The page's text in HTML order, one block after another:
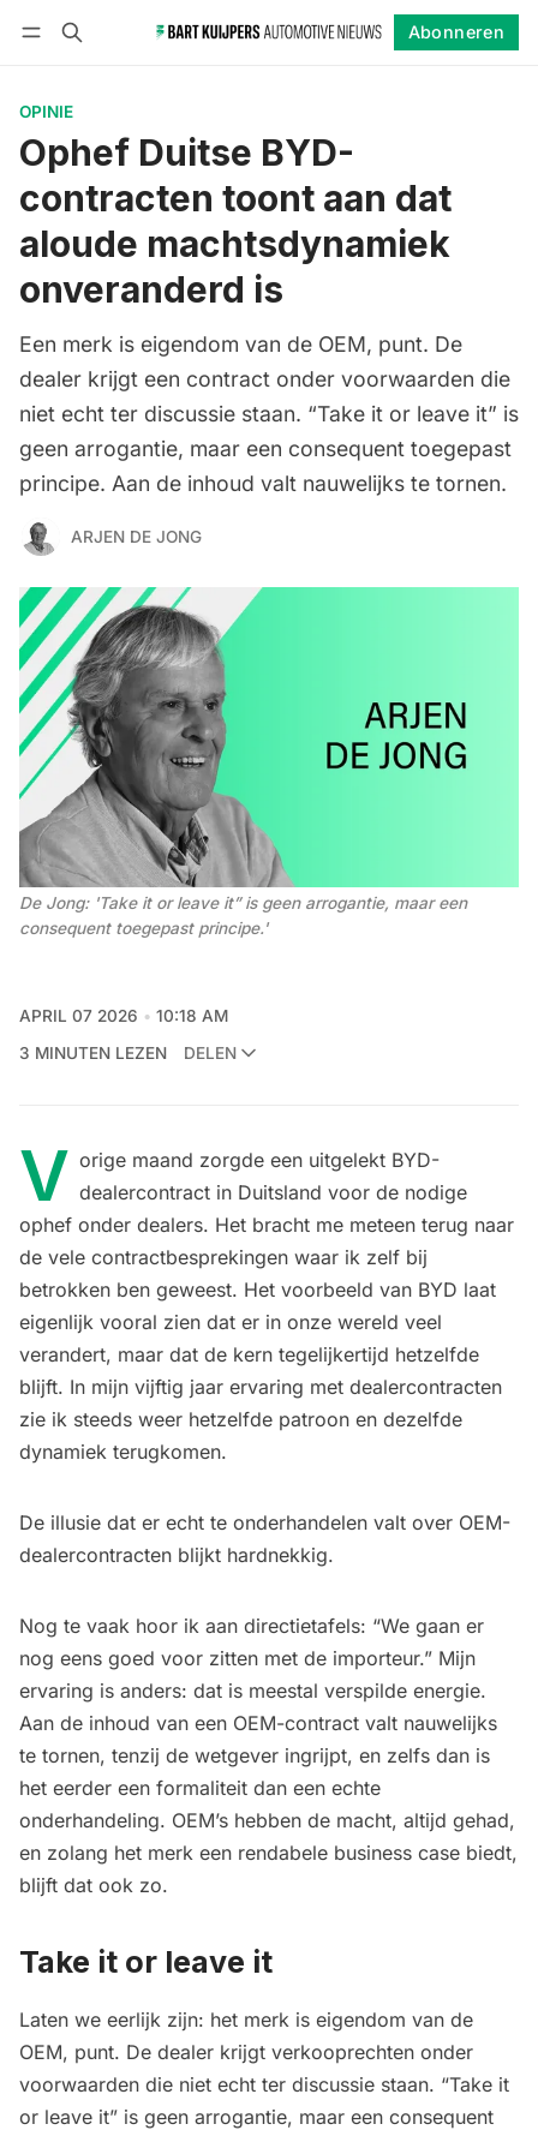
Abonneren
OPINIE
Ophef Duitse BYD-
contracten toont aan dat
aloude machtsdynamiek
onveranderd is
Een merk is eigendom van de OEM, punt. De
dealer krijgt een contract onder voorwaarden die
niet echt ter discussie staan. “Take it or leave it” is
geen arrogantie, maar een consequent toegepast
principe. Aan de inhoud valt nauwelijks te tornen.
ARJEN DE JONG
De Jong: 'Take it or leave it” is geen arrogantie, maar een
consequent toegepast principe.'
APRIL 07 2026
10:18 AM
3 MINUTEN LEZEN
DELEN
V orige maand zorgde een uitgelekt BYD-
dealercontract in Duitsland voor de nodige
ophef onder dealers. Het bracht me meteen terug naar
de vele contractbesprekingen waar ik zelf bij
betrokken ben geweest. Het voorbeeld van BYD laat
eigenlijk vooral zien dat er in onze wereld veel
verandert, maar dat de kern tegelijkertijd hetzelfde
blijft. In mijn vijftig jaar ervaring met dealercontracten
zie ik steeds weer hetzelfde patroon en dezelfde
dynamiek terugkomen.
De illusie dat er echt te onderhandelen valt over OEM-
dealercontracten blijkt hardnekkig.
Nog te vaak hoor ik aan directietafels: “We gaan er
nog eens goed voor zitten met de importeur.” Mijn
ervaring is anders: dat is meestal verspilde energie.
Aan de inhoud van een OEM-contract valt nauwelijks
te tornen, tenzij de wetgever ingrijpt, en zelfs dan is
het eerder een formaliteit dan een echte
onderhandeling. OEM’s hebben de macht, altijd gehad,
en zolang het merk een rendabele business case biedt,
blijft dat ook zo.
Take it or leave it
Laten we eerlijk zijn: het merk is eigendom van de
OEM, punt. De dealer krijgt verkooprechten onder
voorwaarden die niet echt ter discussie staan. “Take it
or leave it” is geen arrogantie, maar een consequent